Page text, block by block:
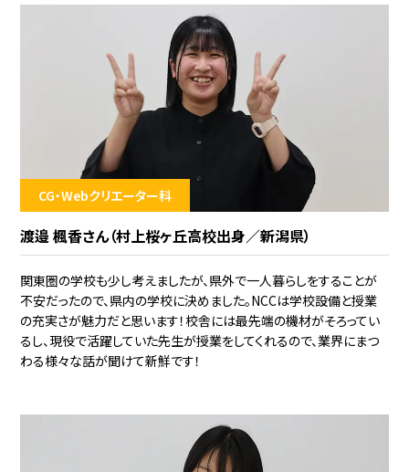
CG・Webクリエーター科
渡邉 楓香さん（村上桜ヶ丘高校出身／新潟県）
関東圏の学校も少し考えましたが、県外で一人暮らしをすることが
不安だったので、県内の学校に決めました。NCCは学校設備と授業
の充実さが魅力だと思います！校舎には最先端の機材がそろってい
るし、現役で活躍していた先生が授業をしてくれるので、業界にまつ
わる様々な話が聞けて新鮮です！